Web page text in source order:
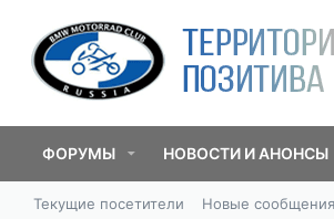
ФОРУМЫ НОВОСТИ И АНОНСЫ
Текущие посетители Новые